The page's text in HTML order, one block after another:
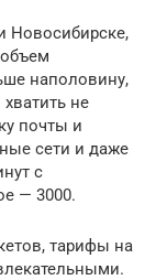
Новосибирске,
наполовину,
не
почты и
сети и даже
с
— 3000.
тарифы на